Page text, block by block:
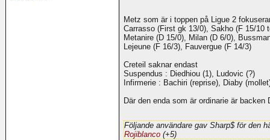
Metz som är i toppen på Ligue 2
Carrasso (First gk 13/0), Sakho (F 15/10
Metanire (D 15/0), Milan (D 6/0),
Lejeune (F 16/3), Fauvergue (F 14/3)
Creteil saknar endast
Suspendus : Diedhiou (1), Ludovic (?)
Infirmerie : Bachiri (reprise), Diaby
Där den enda som är ordinarie är backen
Följande användare gav Sharp$ för den
Rojiblanco (+5)